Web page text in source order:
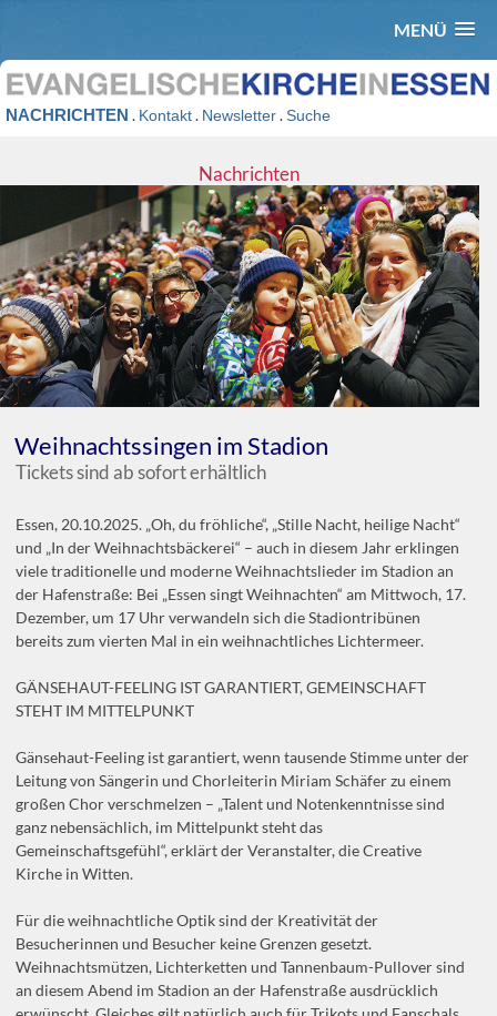
MENÜ
NACHRICHTEN . Kontakt. Newsletter.Suche
Nachrichten
Weihnachtssingen im Stadion
Tickets sind ab sofort erhältlich
Essen, 20.10.2025. „Oh, du fröhliche“, „Stille Nacht, heilige Nacht“
und „In der Weihnachtsbäckerei“ – auch in diesem Jahr erklingen
viele traditionelle und moderne Weihnachtslieder im Stadion an
der Hafenstraße: Bei „Essen singt Weihnachten“ am Mittwoch, 17.
Dezember, um 17 Uhr verwandeln sich die Stadiontribünen
bereits zum vierten Mal in ein weihnachtliches Lichtermeer.
GÄNSEHAUT-FEELING IST GARANTIERT, GEMEINSCHAFT
STEHT IM MITTELPUNKT
Gänsehaut-Feeling ist garantiert, wenn tausende Stimme unter der
Leitung von Sängerin und Chorleiterin Miriam Schäfer zu einem
großen Chor verschmelzen – „Talent und Notenkenntnisse sind
ganz nebensächlich, im Mittelpunkt steht das
Gemeinschaftsgefühl“, erklärt der Veranstalter, die Creative
Kirche in Witten.
Für die weihnachtliche Optik sind der Kreativität der
Besucherinnen und Besucher keine Grenzen gesetzt.
Weihnachtsmützen, Lichterketten und Tannenbaum-Pullover sind
an diesem Abend im Stadion an der Hafenstraße ausdrücklich